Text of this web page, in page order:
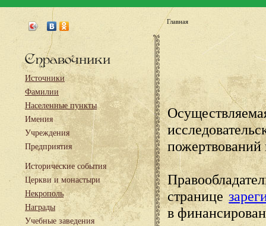
Справочники
Источники
Фамилии
Населенные пункты
Имения
Учреждения
Предприятия
Исторические события
Церкви и монастыри
Некрополь
Награды
Учебные заведения
Главная
пожертвований
странице
в